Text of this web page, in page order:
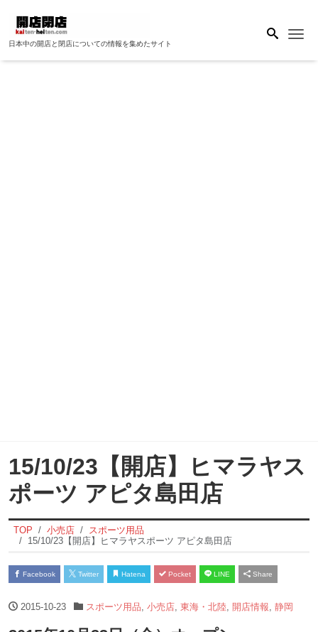
日本中の開店と閉店についての情報を集めたサイト
15/10/23【開店】ヒマラヤス
ポーツ アピタ島田店
TOP 小売店
スポーツ用品
15/10/23【開店】ヒマラヤスポーツ アピタ島田店
Facebook Twitter Hatena Pocket LINE Share
2015-10-23 スポーツ用品 小売店, 東海・北陸, 開店情報 静岡